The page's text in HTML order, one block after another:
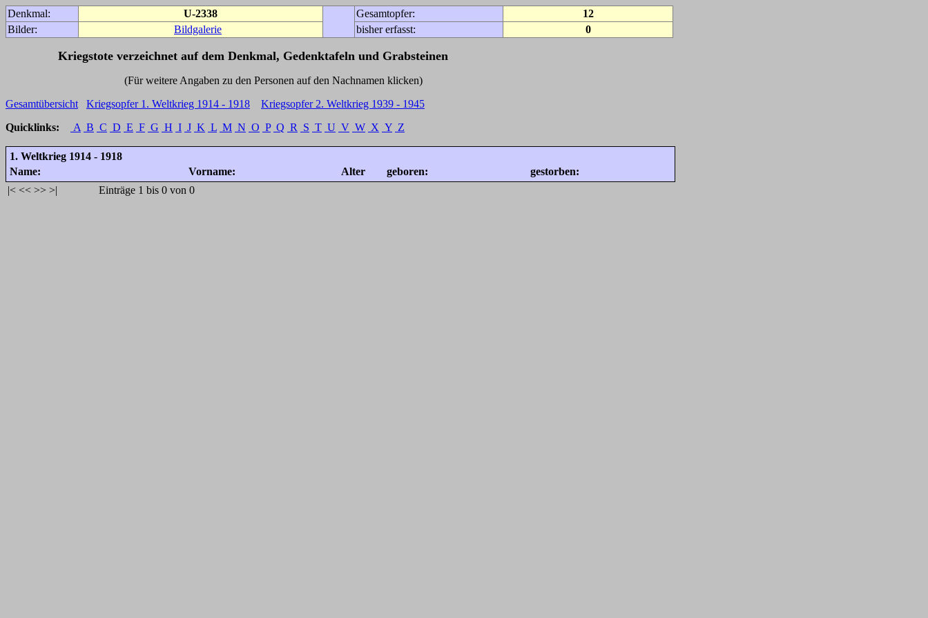
Denkmal: U-2338 Gesamtopfer:
12
Bilder:
Bildgalerie bisher erfasst: 0
Kriegstote verzeichnet auf dem Denkmal, Gedenktafeln und Grabsteinen
(Für weitere Angaben zu den Personen auf den Nachnamen klicken)
Gesamtübersicht
Kriegsopfer 1. Weltkrieg 1914 - 1918
Kriegsopfer 2. Weltkrieg 1939 - 1945
Quicklinks:
A B C D E F G H I J K L M N O P Q R S T U V W X Y Z
1. Weltkrieg 1914 - 1918
Name:
Vorname: Alter geboren:
gestorben:
|< << >> >| Einträge 1 bis 0 von 0